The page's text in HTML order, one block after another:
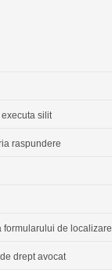
silit
raspundere
formularului de localizare
drept avocat